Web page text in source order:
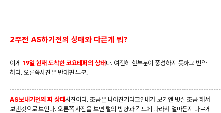
2주전 AS하기전의 상태와 다른게 뭐?
이게 19일 현재 도착한 코요테퍼의 상태 다. 여전히 한부분이 풍성하지 못하고 빈약
하다. 오른쪽사진은 반대편 부분.
AS보내기전의 퍼 상태사진이다. 조금은 나아진거라고? 내가 보기엔 빗질 조금 해서
보낸것으로 보인다. 오른쪽 사진을 보면 털의 방향과 각도에 따라서 얼마든지 다르게